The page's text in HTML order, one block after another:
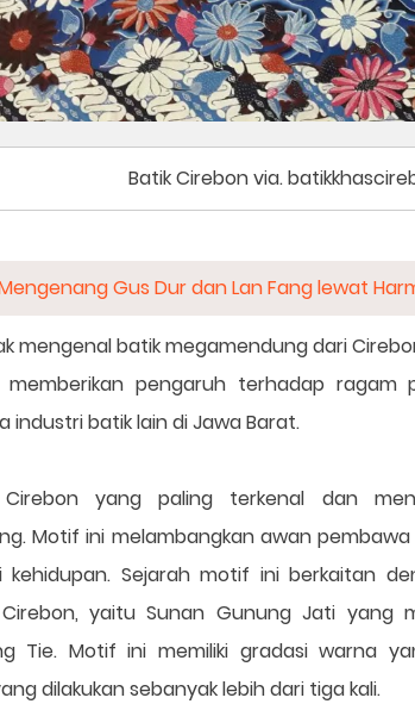
Batik Cirebon via.
Gus Dur dan Lan Fang lewat
mengenal batik megamendung dari
pengaruh terhadap ragam
industri batik lain di Jawa Barat.
yang paling terkenal dan
Motif ini melambangkan awan
kehidupan. Sejarah motif ini berkaitan
yaitu Sunan Gunung Jati yang
Tie. Motif ini memiliki gradasi warna
dilakukan sebanyak lebih dari tiga kali.